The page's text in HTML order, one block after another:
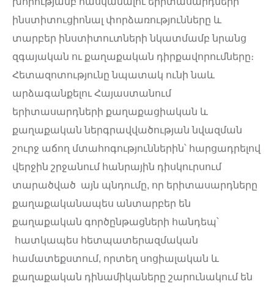
ինստիտուցիոնալ փորձառությունները և
տարբեր ինստիտուտների նկատմամբ նրանց
զգայական ու քաղաքական դիրքավորումները։
Հետազոտությունը նպատակ ունի նաև
արձագանքելու Հայաստանում
երիտասարդների քաղաքացիական և
քաղաքական ներգրավվածության նվազման
շուրջ աճող մտահոգություններին՝ հարցադրելով
վերջին շրջանում հանրային դիսկուրսում
տարածված այն պնդումը, որ երիտասարդները
քաղաքականապես անտարբեր են
քաղաքական գործընթացների հանդեպ՝
հատկապես հետպատերազմական
համատեքստում, որտեղ սոցիալական և
քաղաքական դինամիկաները շարունակում են